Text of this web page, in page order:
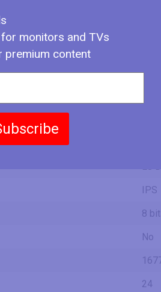
monitors and TVs
premium content
LG
IPS
8
No
24